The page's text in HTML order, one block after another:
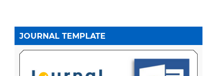
JOURNAL TEMPLATE